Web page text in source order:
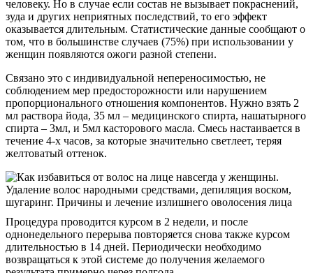
человеку. Но в случае если состав не вызывает покраснений,
зуда и других неприятных последствий, то его эффект
оказывается длительным. Статистические данные сообщают о
том, что в большинстве случаев (75%) при использовании у
женщин появляются ожоги разной степени.
Связано это с индивидуальной непереносимостью, не
соблюдением мер предосторожности или нарушением
пропорционального отношения компонентов. Нужно взять 2
мл раствора йода, 35 мл – медицинского спирта, нашатырного
спирта – 3мл, и 5мл касторового масла. Смесь настаивается в
течение 4-х часов, за которые значительно светлеет, теряя
желтоватый оттенок.
Процедура проводится курсом в 2 недели, и после
однонедельного перерыва повторяется снова также курсом
длительностью в 14 дней. Периодически необходимо
возвращаться к этой системе до получения желаемого